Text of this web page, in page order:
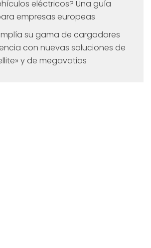
eléctricos? Una guía
empresas europeas
su gama de cargadores
con nuevas soluciones de
y de megavatios